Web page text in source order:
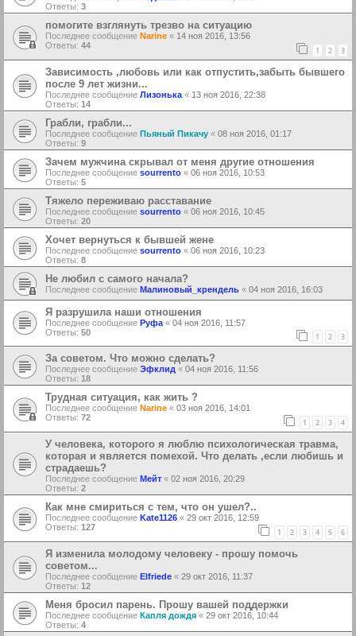
Ответы: 3
помогите взглянуть трезво на ситуацию
Последнее сообщение Narine « 14 ноя 2016, 13:56
Ответы: 44 1 2 3
Зависимость ,любовь или как отпустить,забыть бывшего
после 9 лет жизни...
Последнее сообщение Лизонька « 13 ноя 2016, 22:38
Ответы: 14
Грабли, грабли...
Последнее сообщение Пьяный Пикачу « 08 ноя 2016, 01:17
Ответы: 9
Зачем мужчина скрывал от меня другие отношения
Последнее сообщение sourrento « 06 ноя 2016, 10:53
Ответы: 5
Тяжело переживаю расставание
Последнее сообщение sourrento « 06 ноя 2016, 10:45
Ответы: 20
Хочет вернуться к бывшей жене
Последнее сообщение sourrento « 06 ноя 2016, 10:23
Ответы: 8
Не любил с самого начала?
Последнее сообщение Малиновый_крендель « 04 ноя 2016, 16:03
Я разрушила наши отношения
Последнее сообщение Руфа « 04 ноя 2016, 11:57
Ответы: 50 1 2 3
За советом. Что можно сделать?
Последнее сообщение Эфклид « 04 ноя 2016, 11:56
Ответы: 18
Трудная ситуация, как жить ?
Последнее сообщение Narine « 03 ноя 2016, 14:01
Ответы: 72 1 2 3 4
У человека, которого я люблю психологическая травма,
которая и является помехой. Что делать ,если любишь и
страдаешь?
Последнее сообщение Мейт « 02 ноя 2016, 20:29
Ответы: 2
Как мне смириться с тем, что он ушел?..
Последнее сообщение Kate1126 « 29 окт 2016, 12:59
Ответы: 127 1 2 3 4 5 6
Я изменила молодому человеку - прошу помочь
советом...
Последнее сообщение Elfriede « 29 окт 2016, 11:37
Ответы: 12
Меня бросил парень. Прошу вашей поддержки
Последнее сообщение Капля дождя « 29 окт 2016, 10:44
Ответы: 4